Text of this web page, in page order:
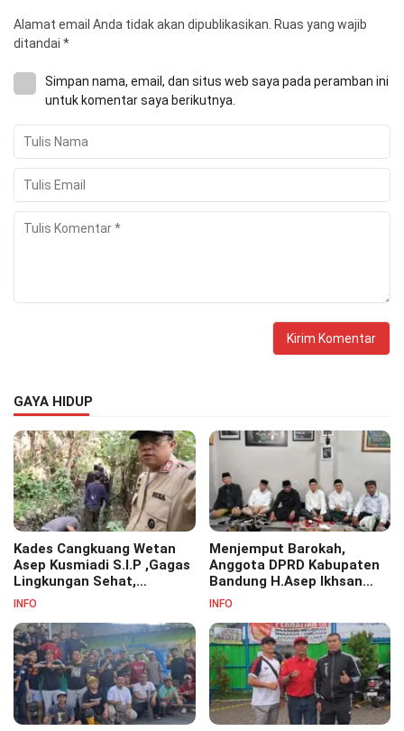
Alamat email Anda tidak akan dipublikasikan. Ruas yang wajib
ditandai *
Simpan nama, email, dan situs web saya pada peramban ini
untuk komentar saya berikutnya.
GAYA HIDUP
Kades Cangkuang Wetan
Asep Kusmiadi S.I.P ,Gagas
Lingkungan Sehat,
Bersihkan Saluran Air di RW
INFO
Menjemput Barokah,
Anggota DPRD Kabupaten
Bandung H.Asep Ikhsan
S.Pd.M.M Hadiri Haul Akbar
Pesantren Cipasung.
INFO